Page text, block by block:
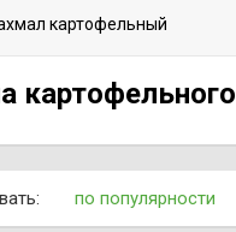
картофельный
картофельного
по популярности